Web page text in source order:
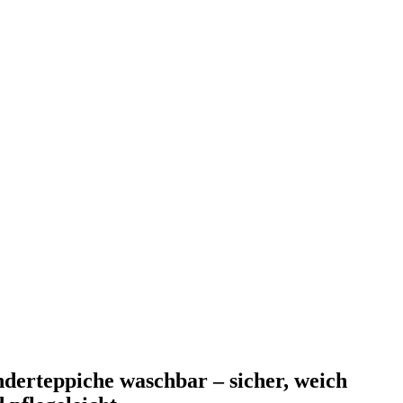
waschbar – sicher, weich